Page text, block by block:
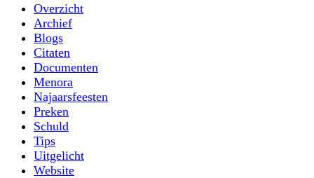
Overzicht
Archief
Blogs
Citaten
Documenten
Menora
Najaarsfeesten
Preken
Schuld
Tips
Uitgelicht
Website